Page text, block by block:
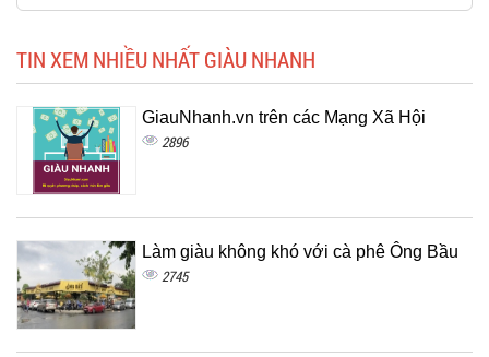
TIN XEM NHIỀU NHẤT GIÀU NHANH
GiauNhanh.vn trên các Mạng Xã Hội
2896
Làm giàu không khó với cà phê Ông Bầu
2745